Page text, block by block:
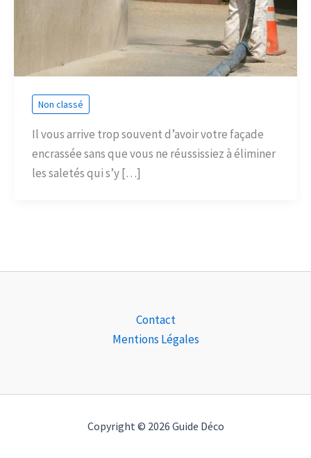
Non classé
Il vous arrive trop souvent d’avoir votre façade
encrassée sans que vous ne réussissiez à éliminer
les saletés qui s’y […]
Contact
Mentions Légales
Copyright © 2026 Guide Déco